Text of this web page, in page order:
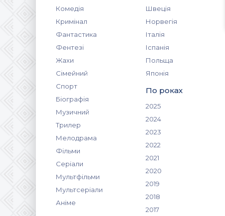
Комедія
Кримінал
Фантастика
Фентезі
Жахи
Сімейний
Спорт
Біографія
Музичний
Трилер
Мелодрама
Фільми
Серіали
Мультфільми
Мультсеріали
Аніме
Швеція
Норвегія
Італія
Іспанія
Польща
Японія
По роках
2025
2024
2023
2022
2021
2020
2019
2018
2017